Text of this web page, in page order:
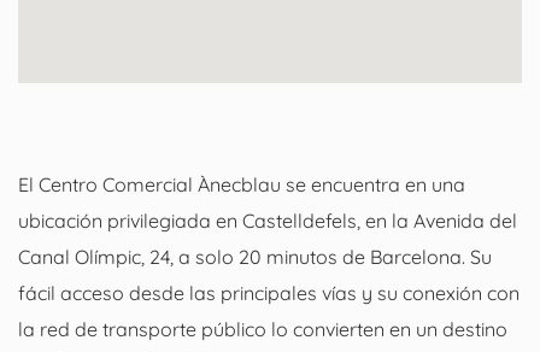
El Centro Comercial Ànecblau se encuentra en una
ubicación privilegiada en Castelldefels, en la Avenida del
Canal Olímpic, 24, a solo 20 minutos de Barcelona. Su
fácil acceso desde las principales vías y su conexión con
la red de transporte público lo convierten en un destino